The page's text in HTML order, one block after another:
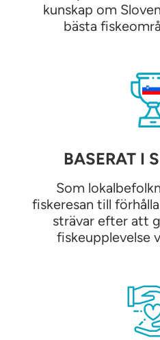
kunskap om
bästa
BASERAT I
Som
fiskeresan till
strävar efter att
fiskeupplevelse